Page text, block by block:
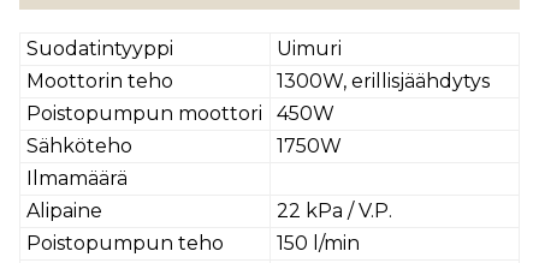
Suodatintyyppi
Uimuri
Moottorin teho
1300W, erillisjäähdytys
Poistopumpun moottori
450W
Sähköteho
1750W
Ilmamäärä
Alipaine
22 kPa / V.P.
Poistopumpun teho
150 l/min